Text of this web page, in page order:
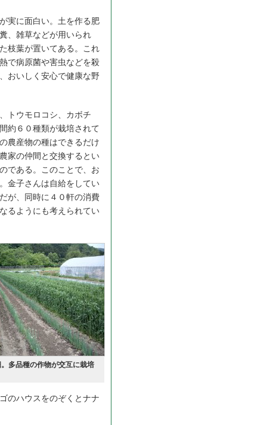
実に面白い。土を作る肥
、雑草などが用いられ
枝葉が置いてある。これ
で病原菌や害虫などを殺
おいしく安心で健康な野
トウモロコシ、カボチ
約６０種類が栽培されて
農産物の種はできるだけ
家の仲間と交換するとい
である。このことで、お
金子さんは自給をしてい
が、同時に４０軒の消費
るようにも考えられてい
多品種の作物が交互に栽培
のハウスをのぞくとナナ